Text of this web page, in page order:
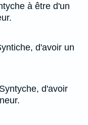
à être d'un
d'avoir un
d'avoir